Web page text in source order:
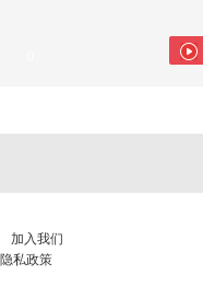
加入我们
隐私政策